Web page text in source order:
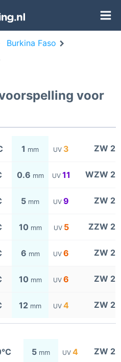
Burkina Faso
voor
1 mm UV 3 ZW 2
0.6 mm UV 11 WZW 2
5 mm UV 9 ZW 2
10 mm UV 5 ZZW 2
6 mm UV 6 ZW 2
10 mm UV 6 ZW 2
12 mm UV 4 ZW 2
5 mm UV 4 ZW 2